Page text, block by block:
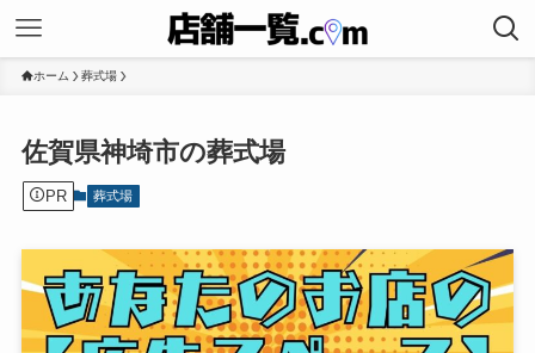
ホーム 葬式場
佐賀県神埼市の葬式場
PR 葬式場